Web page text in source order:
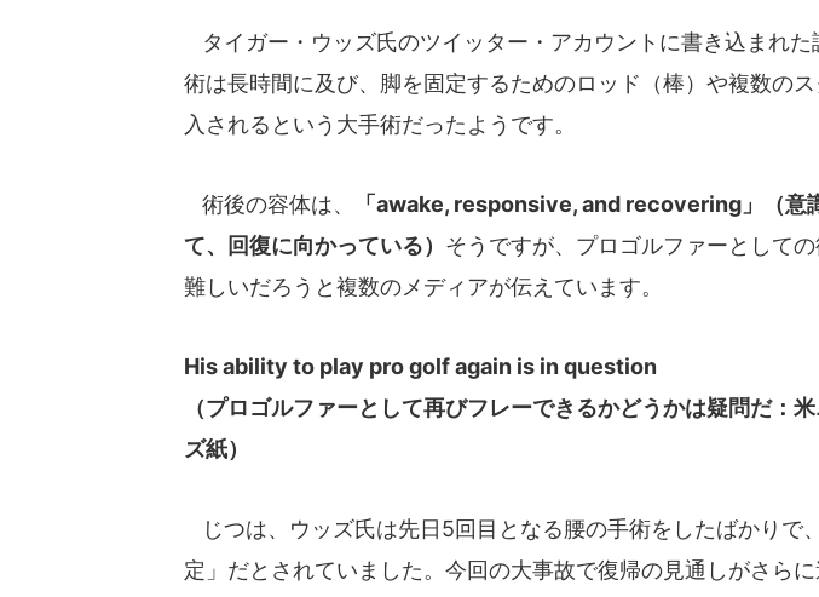
タイガー・ウッズ氏のツイッター・アカウントに書き込まれ
術は長時間に及び、脚を固定するためのロッド（棒）や複数の
入されるという大手術だったようです。
術後の容体は、
「awake, responsive, and recovering」（意
て、回復に向かっている） そうですが、プロゴルファーとして
難しいだろうと複数のメディアが伝えています。
His ability to play pro golf again is in question
（プロゴルファーとして再びフレーできるかどうかは疑問だ：
ズ紙）
じつは、ウッズ氏は先日5回目となる腰の手術をしたばかりで
定」だとされていました。今回の大事故で復帰の見通しがさら